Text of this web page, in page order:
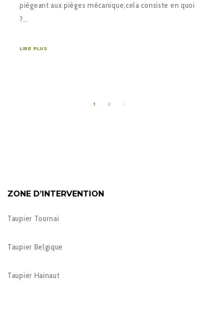
piégeant aux pièges mécanique,cela consiste en quoi
?…
LIRE PLUS
1 2
ZONE D’INTERVENTION
Taupier Tournai
Taupier Belgique
Taupier Hainaut